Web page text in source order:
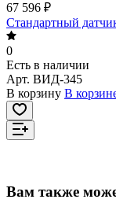
67 596 ₽
Стандартный
0
Есть в наличии
Арт. ВИД-345
В корзину В
Вам также